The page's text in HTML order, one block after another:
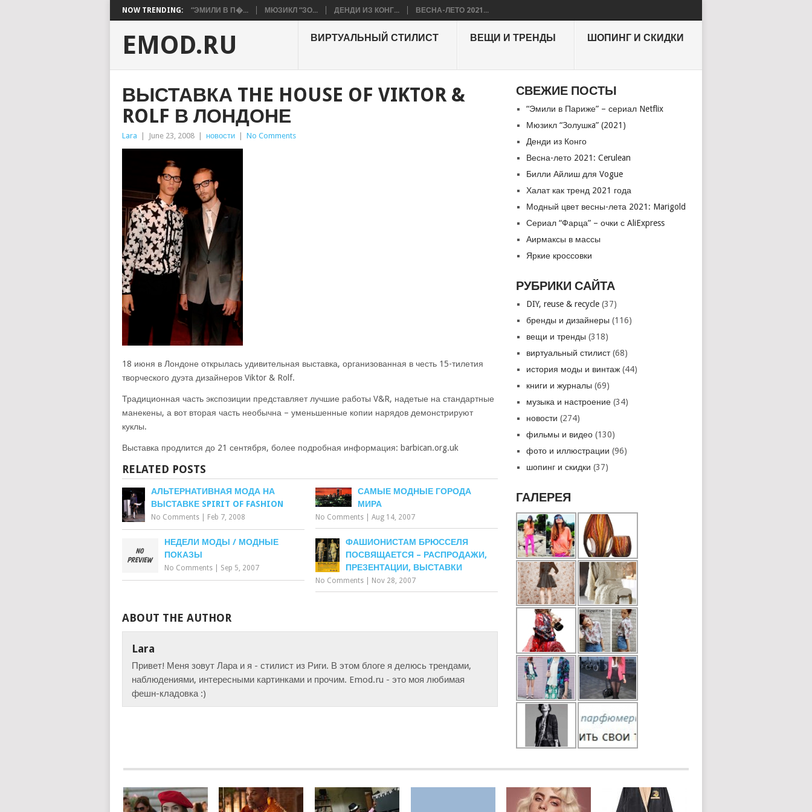
NOW TRENDING: “ЭМИЛИ В П�... МЮЗИКЛ “ЗО... ДЕНДИ ИЗ КОНГ... ВЕСНА-ЛЕТО 2021...
EMOD.RU ВИРТУАЛЬНЫЙ СТИЛИСТ ВЕЩИ И ТРЕНДЫ ШОПИНГ И СКИДКИ
ВЫСТАВКА THE HOUSE OF VIKTOR &
ROLF В ЛОНДОНЕ
Lara June 23, 2008 новости No Comments
18 июня в Лондоне открылась удивительная выставка, организованная в честь 15-тилетия
творческого дуэта дизайнеров Viktor & Rolf.
Традиционная часть экспозиции представляет лучшие работы V&R, надетые на стандартные
манекены, а вот вторая часть необычна – уменьшенные копии нарядов демонстрируют
куклы.
Выставка продлится до 21 сентября, более подробная информация: barbican.org.uk
RELATED POSTS
АЛЬТЕРНАТИВНАЯ МОДА НА
ВЫСТАВКЕ SPIRIT OF FASHION
No Comments Feb 7, 2008
САМЫЕ МОДНЫЕ ГОРОДА
МИРА
No Comments |Aug 14, 2007
НЕДЕЛИ МОДЫ / МОДНЫЕ
ПОКАЗЫ
No Comments Sep 5, 2007
ФАШИОНИСТАМ БРЮССЕЛЯ
ПОСВЯЩАЕТСЯ – РАСПРОДАЖИ,
ПРЕЗЕНТАЦИИ, ВЫСТАВКИ
No Comments Nov 28, 2007
ABOUT THE AUTHOR
Lara
Привет! Меня зовут Лара и я - стилист из Риги. В этом блоге я делюсь трендами,
наблюдениями, интересными картинками и прочим. Emod.ru - это моя любимая
фешн-кладовка :)
СВЕЖИЕ ПОСТЫ
“Эмили в Париже” – сериал Netflix
Мюзикл “Золушкa” (2021)
Денди из Конго
Весна-лето 2021: Cerulean
Билли Айлиш для Vogue
Халат как тренд 2021 года
Модный цвет весны-лета 2021: Marigold
Сериал “Фарца” – очки с AliExpress
Аирмаксы в массы
Яркие кроссовки
РУБРИКИ САЙТА
DIY, reuse & recycle (37)
бренды и дизайнеры (116)
вещи и тренды (318)
виртуальный стилист(68)
история моды и винтаж (44)
книги и журналы (69)
музыка и настроение (34)
новости (274)
фильмы и видео (130)
фото и иллюстрации (96)
шопинг и скидки (37)
ГАЛЕРЕЯ